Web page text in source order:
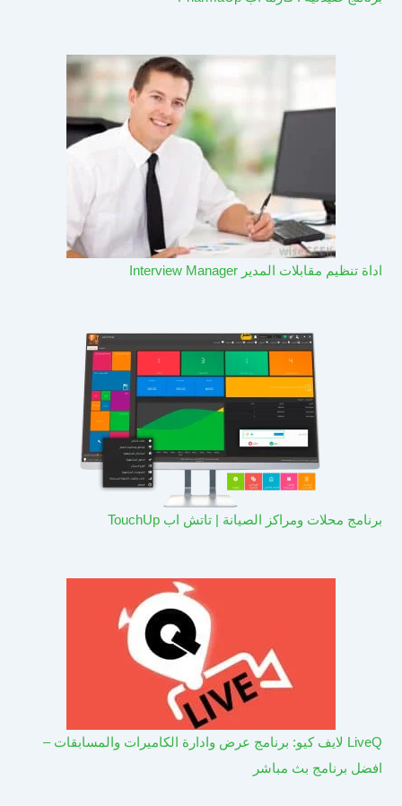
اداة تنظيم مقابلات المدير Interview Manager
برنامج محلات ومراكز الصيانة | تاتش اب TouchUp
LiveQ لايف كيو: برنامج عرض وادارة الكاميرات والمسابقات –
افضل برنامج بث مباشر